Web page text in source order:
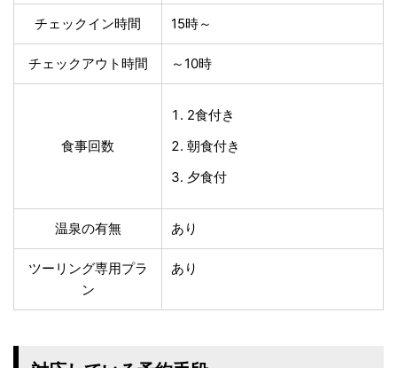
チェックイン時間 15時～
チェックアウト時間 ～10時
食事回数
2食付き
朝食付き
夕食付
温泉の有無 あり
ツーリング専用プラ
ン
あり